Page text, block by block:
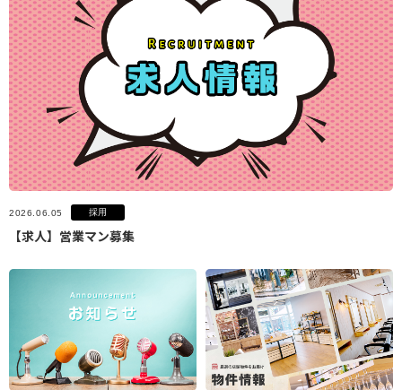
2026.06.05 採用
【求人】営業マン募集